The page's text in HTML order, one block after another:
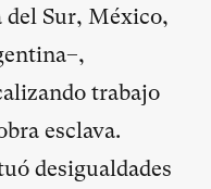
del Sur, México,
trabajo
esclava.
desigualdades